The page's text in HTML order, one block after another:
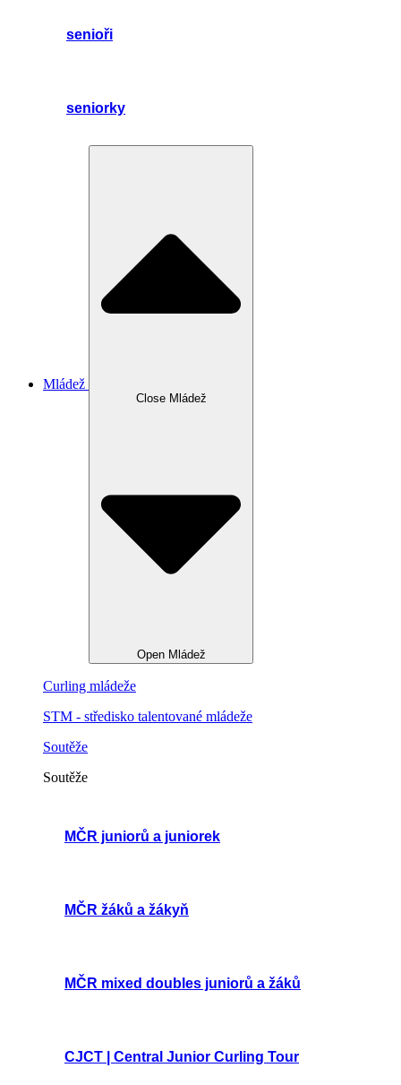
senioři
seniorky
Mládež
Close Mládež
Open Mládež
Curling mládeže
STM - středisko talentované mládeže
Soutěže
Soutěže
MČR juniorů a juniorek
MČR žáků a žákyň
MČR mixed doubles juniorů a žáků
CJCT | Central Junior Curling Tour